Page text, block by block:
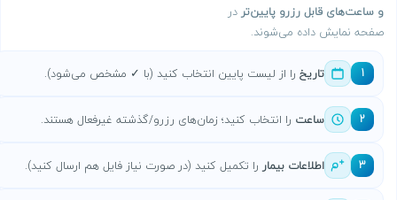
و ساعت‌های قابل رزرو پایین‌تردر
صفحه نمایش داده می‌شوند.
1 تاریخ را از لیست پایین انتخاب کنید (با ✓ مشخص می‌شود).
2 ساعت را انتخاب کنید؛ زمان‌های رزرو/گذشته غیرفعال هستند.
3 اطلاعات بیمار را تکمیل کنید (در صورت نیاز فایل هم ارسال کنید).